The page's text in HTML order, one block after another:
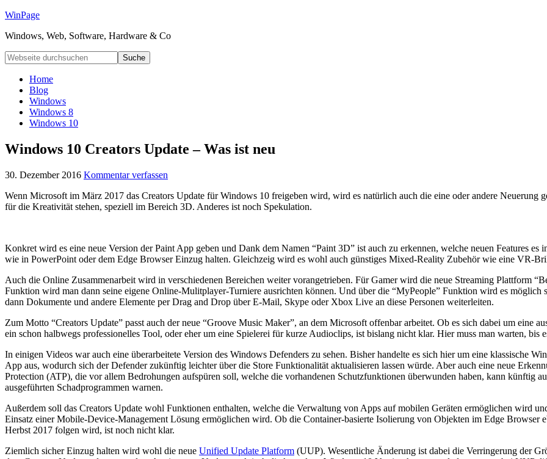
WinPage
Windows, Web, Software, Hardware & Co
Home
Blog
Windows
Windows 8
Windows 10
Windows 10 Creators Update – Was ist neu
30. Dezember 2016 Kommentar verfassen
Wenn Microsoft im März 2017 das Creators Update für Windows 10 freigeben wird, wird es natürlich auch die eine oder andere Neuerung
für die Kreativität stehen, speziell im Bereich 3D. Anderes ist noch Spekulation.
Konkret wird es eine neue Version der Paint App geben und Dank dem Namen “Paint 3D” ist auch zu erkennen, welche neuen Features
wie in PowerPoint oder dem Edge Browser Einzug halten. Gleichzeig wird es wohl auch günstiges Mixed-Reality Zubehör wie eine VR-
Auch die Online Zusammenarbeit wird in verschiedenen Bereichen weiter vorangetrieben. Für Gamer wird die neue Streaming Plattform
Funktion wird man dann seine eigene Online-Mulitplayer-Turniere ausrichten können. Und über die “MyPeople” Funktion wird es möglich
dann Dokumente und andere Elemente per Drag and Drop über E-Mail, Skype oder Xbox Live an diese Personen weiterleiten.
Zum Motto “Creators Update” passt auch der neue “Groove Music Maker”, an dem Microsoft offenbar arbeitet. Ob es sich dabei um eine
ein schon halbwegs professionelles Tool, oder eher um eine Spielerei für kurze Audioclips, ist bislang nicht klar. Hier muss man warten,
In einigen Videos war auch eine überarbeitete Version des Windows Defenders zu sehen. Bisher handelte es sich hier um eine klassische
App aus, wodurch sich der Defender zukünftig leichter über die Store Funktionalität aktualisieren lassen würde. Aber auch eine neue
Protection (ATP), die vor allem Bedrohungen aufspüren soll, welche die vorhandenen Schutzfunktionen überwunden haben, kann künftig
ausgeführten Schadprogrammen warnen.
Außerdem soll das Creators Update wohl Funktionen enthalten, welche die Verwaltung von Apps auf mobilen Geräten ermöglichen wird
Einsatz einer Mobile-Device-Management Lösung ermöglichen wird. Ob die Container-basierte Isolierung von Objekten im Edge Browser
Herbst 2017 folgen wird, ist noch nicht klar.
Ziemlich sicher Einzug halten wird wohl die neue Unified Update Platform (UUP). Wesentliche Änderung ist dabei die Verringerung der